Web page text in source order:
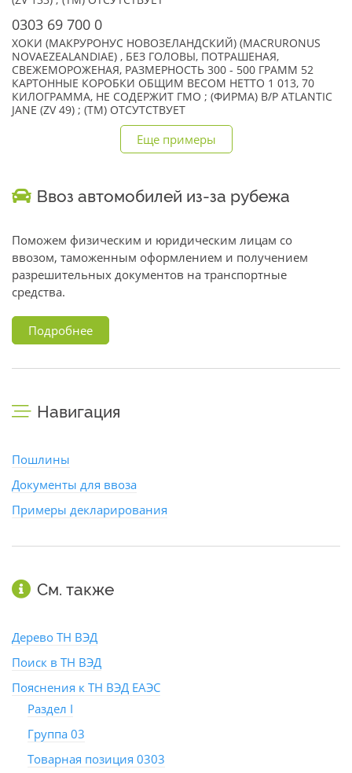
0303 69 700 0
ХОКИ (МАКРУРОНУС НОВОЗЕЛАНДСКИЙ) (MACRURONUS
NOVAEZEALANDIAE) , БЕЗ ГОЛОВЫ, ПОТРАШЕНАЯ,
СВЕЖЕМОРОЖЕНАЯ, РАЗМЕРНОСТЬ 300 - 500 ГРАММ 52
КАРТОННЫЕ КОРОБКИ ОБЩИМ ВЕСОМ НЕТТО 1 013, 70
КИЛОГРАММА, НЕ СОДЕРЖИТ ГМО ; (ФИРМА) B/P ATLANTIC
JANE (ZV 49) ; (TM) ОТСУТСТВУЕТ
Еще примеры
Ввоз автомобилей из-за рубежа
Поможем физическим и юридическим лицам со
ввозом, таможенным оформлением и получением
разрешительных документов на транспортные
средства.
Подробнее
Навигация
Пошлины
Документы для ввоза
Примеры декларирования
См. также
Дерево ТН ВЭД
Поиск в ТН ВЭД
Пояснения к ТН ВЭД ЕАЭС
Раздел I
Группа 03
Товарная позиция 0303